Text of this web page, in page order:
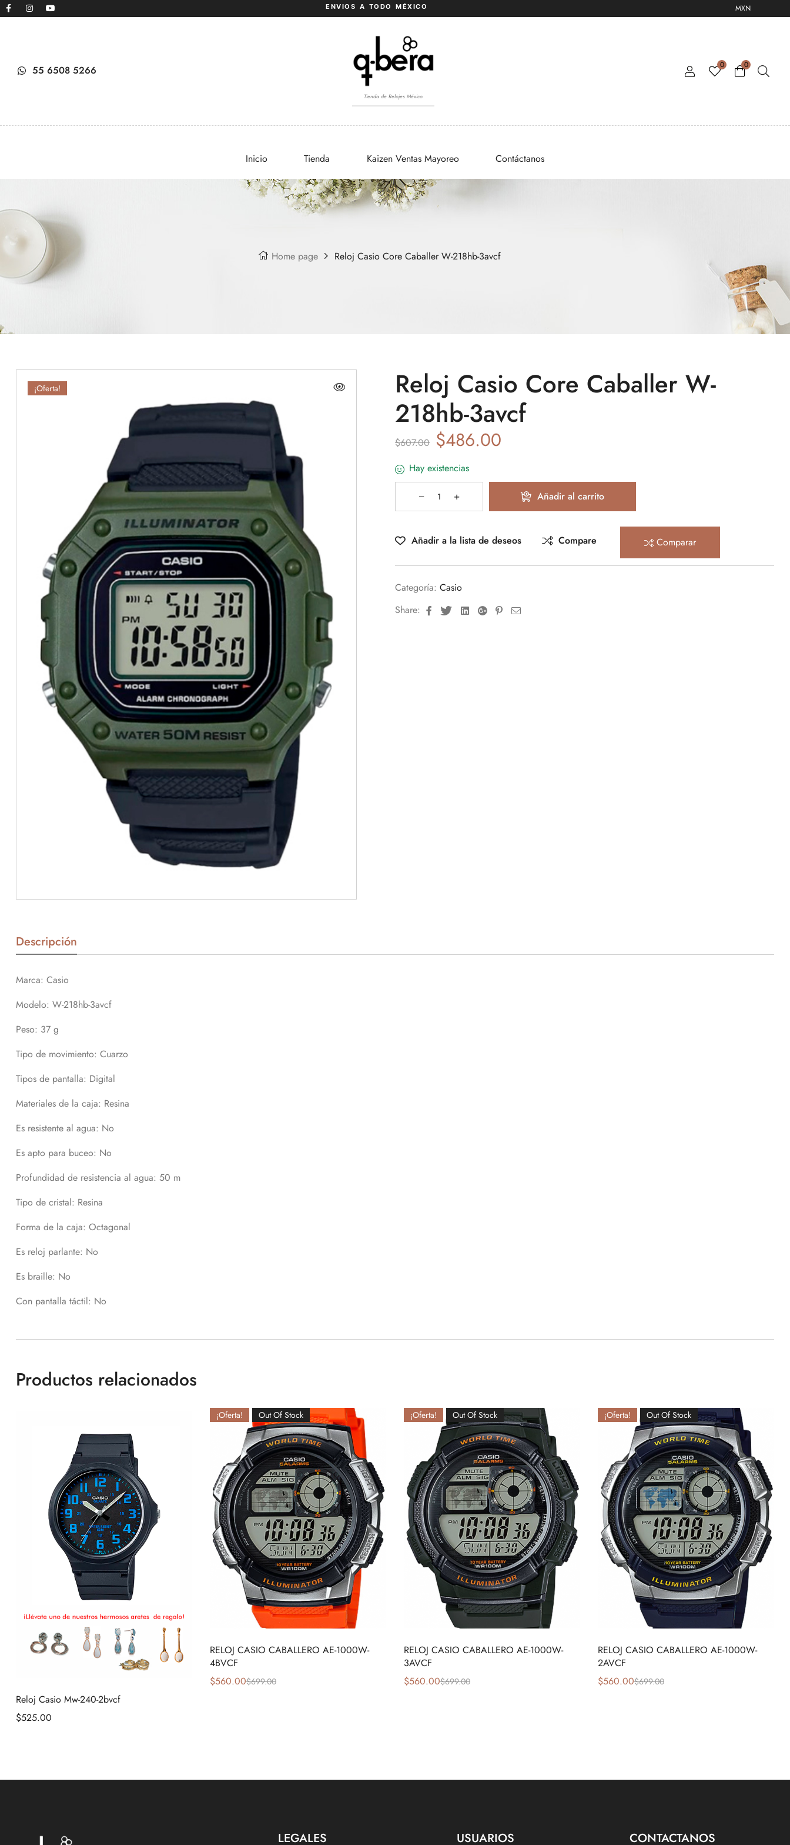
ENVIOS A TODO MÉXICO MXN
55 6508 5266
Tienda de Relojes México
0 0
Inicio Tienda Kaizen Ventas Mayoreo Contáctanos
Home page Reloj Casio Core Caballer W-218hb-3avcf
¡Oferta!
Reloj Casio Core Caballer W-
218hb-3avcf
$607.00 $486.00
Hay existencias
Añadir al carrito
Añadir a la lista de deseos Compare Comparar
Categoría: Casio
Share:
FacebookTwitterLinkedinGoogle+Pinterest
Email
Descripción
Marca: Casio
Modelo: W-218hb-3avcf
Peso: 37 g
Tipo de movimiento: Cuarzo
Tipos de pantalla: Digital
Materiales de la caja: Resina
Es resistente al agua: No
Es apto para buceo: No
Profundidad de resistencia al agua: 50 m
Tipo de cristal: Resina
Forma de la caja: Octagonal
Es reloj parlante: No
Es braille: No
Con pantalla táctil: No
Productos relacionados
Reloj Casio Mw-240-2bvcf
$525.00
¡Oferta! Out Of Stock
RELOJ CASIO CABALLERO AE-1000W-
4BVCF
$699.00
$560.00
¡Oferta! Out Of Stock
RELOJ CASIO CABALLERO AE-1000W-
3AVCF
$699.00
$560.00
¡Oferta! Out Of Stock
RELOJ CASIO CABALLERO AE-1000W-
2AVCF
$699.00
$560.00
LEGALES USUARIOS CONTACTANOS